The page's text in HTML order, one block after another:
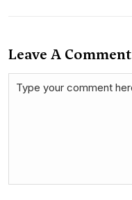
Leave A Comment